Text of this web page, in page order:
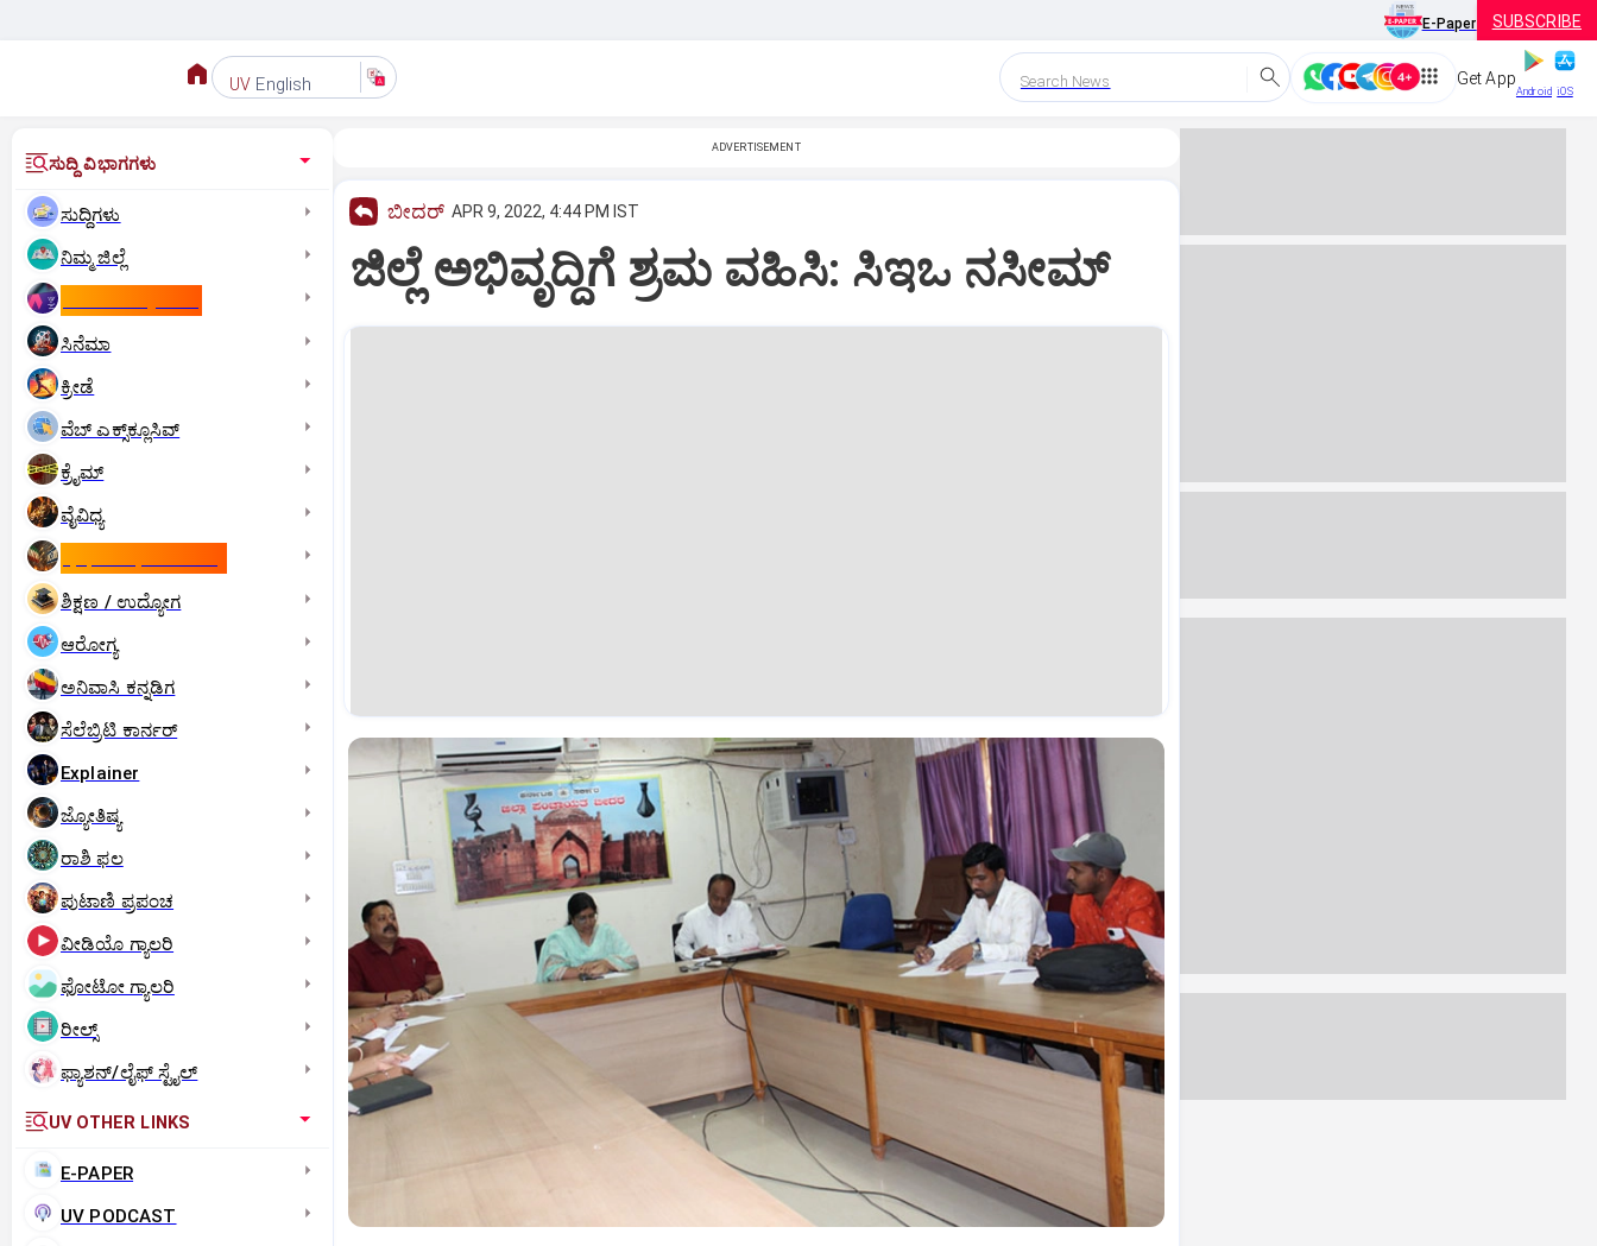
E-Paper SUBSCRIBE
UV English Search News Get App
Android iOS
ಸುದ್ದಿ ವಿಭಾಗಗಳು
ಸುದ್ದಿಗಳು
ನಿಮ್ಮ ಜಿಲ್ಲೆ
ಸಿನೆಮಾ
ಕ್ರೀಡೆ
ವೆಬ್ ಎಕ್ಸ್‌ಕ್ಲೂಸಿವ್
ಕ್ರೈಮ್
ವೈವಿಧ್ಯ
ಶಿಕ್ಷಣ / ಉದ್ಯೋಗ
ಆರೋಗ್ಯ
ಅನಿವಾಸಿ ಕನ್ನಡಿಗ
ಸೆಲೆಬ್ರಿಟಿ ಕಾರ್ನರ್‌
Explainer
ಜ್ಯೋತಿಷ್ಯ
ರಾಶಿ ಫಲ
ಪುಟಾಣಿ ಪ್ರಪಂಚ
ವೀಡಿಯೊ ಗ್ಯಾಲರಿ
ಫೋಟೋ ಗ್ಯಾಲರಿ
ರೀಲ್ಸ್
ಫ್ಯಾಶನ್/ಲೈಫ್‌ ಸ್ಟೈಲ್
UV OTHER LINKS
E-PAPER
UV PODCAST
ADVERTISEMENT
ಬೀದರ್ APR 9, 2022, 4:44 PM IST
ಜಿಲ್ಲೆ ಅಭಿವೃದ್ದಿಗೆ ಶ್ರಮ ವಹಿಸಿ: ಸಿಇಒ ನಸೀಮ್‌